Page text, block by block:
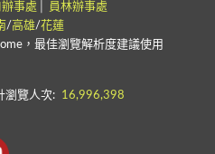
事處
員林辦事處
/高雄/花蓮
，最佳瀏覽解析度建議使用
瀏覽人次: 16,996,398